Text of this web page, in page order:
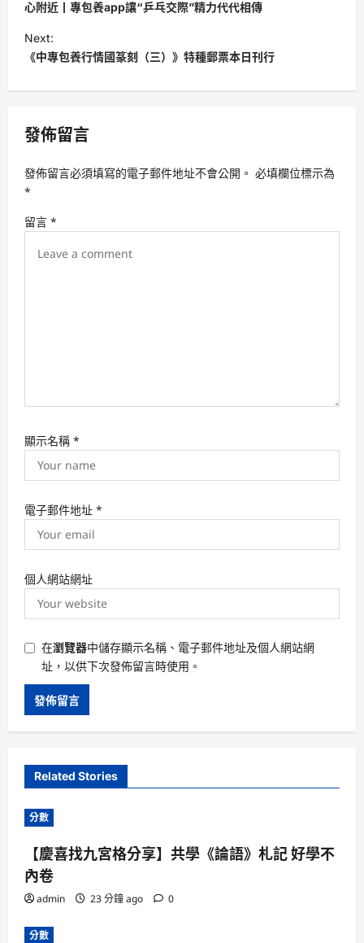
s
v
g
t
心附近丨專包養app讓“乒乓交際”精力代代相傳
Next:
《中專包養行情國篆刻（三）》特種郵票本日刊行
發佈留言
發佈留言必須填寫的電子郵件地址不會公開。 必填欄位標示為
*
留言 *
顯示名稱 *
電子郵件地址 *
個人網站網址
在瀏覽器中儲存顯示名稱、電子郵件地址及個人網站網
址，以供下次發佈留言時使用。
Related Stories
分數
【慶喜找九宮格分享】共學《論語》札記 好學不
內卷
admin 23 分鐘 ago 0
分數